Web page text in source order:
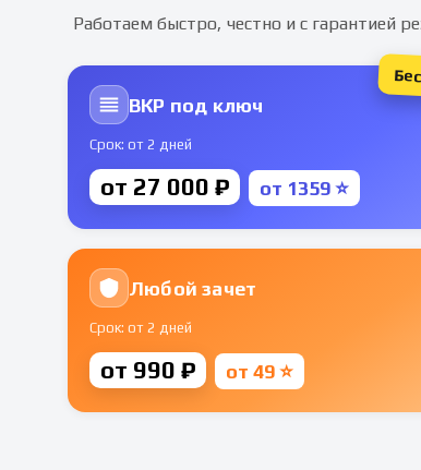
Работаем быстро, честно и с гарантией
ВКР под ключ
Срок: от 2 дней
от 27 000 ₽ от 1359 ⭐
Любой зачет
Срок: от 2 дней
от 990 ₽ от 49 ⭐